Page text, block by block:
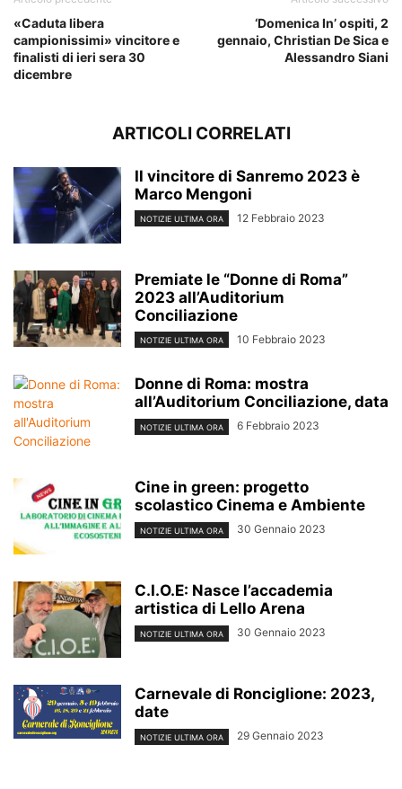
«Caduta libera
campionissimi» vincitore e
finalisti di ieri sera 30
dicembre
‘Domenica In’ ospiti, 2
gennaio, Christian De Sica e
Alessandro Siani
ARTICOLI CORRELATI
Il vincitore di Sanremo 2023 è
Marco Mengoni
NOTIZIE ULTIMA ORA 12 Febbraio 2023
Premiate le “Donne di Roma”
2023 all’Auditorium
Conciliazione
NOTIZIE ULTIMA ORA 10 Febbraio 2023
Donne di Roma: mostra
all’Auditorium Conciliazione, data
NOTIZIE ULTIMA ORA 6 Febbraio 2023
Cine in green: progetto
scolastico Cinema e Ambiente
NOTIZIE ULTIMA ORA 30 Gennaio 2023
C.I.O.E: Nasce l’accademia
artistica di Lello Arena
NOTIZIE ULTIMA ORA 30 Gennaio 2023
Carnevale di Ronciglione: 2023,
date
NOTIZIE ULTIMA ORA 29 Gennaio 2023